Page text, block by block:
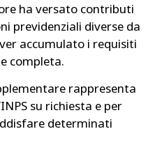
ha versato contributi
previdenziali diverse da
accumulato i requisiti
completa.
rappresenta
su richiesta e per
determinati